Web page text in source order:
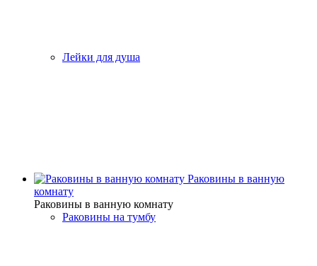
Лейки для душа
Раковины в ванную
комнату
Раковины в ванную комнату
Раковины на тумбу